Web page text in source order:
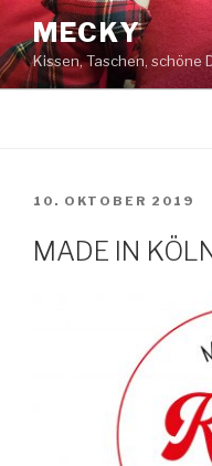
Zum
Inhalt
springen
MECKY
Kissen, Taschen, schöne
VERÖFFENTLICHT
10. OKTOBER 2019
MADE IN